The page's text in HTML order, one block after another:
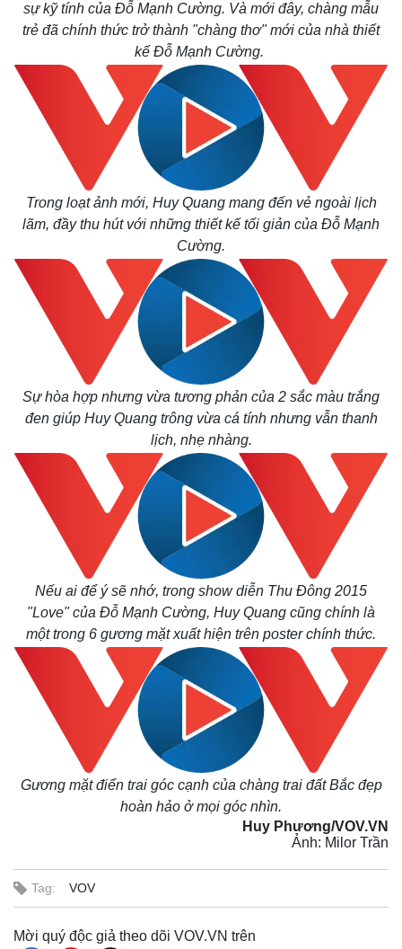
Thế giới
Quan sát
Cuộc sống đó đây
Multimedia
Video
Ảnh
E-Magazine
Infographic
sự kỹ tính của Đỗ Mạnh Cường. Và mới đây, chàng mẫu
trẻ đã chính thức trở thành "chàng thơ" mới của nhà thiết
kế Đỗ Mạnh Cường.
Trong loạt ảnh mới, Huy Quang mang đến vẻ ngoài lịch
lãm, đầy thu hút với những thiết kế tối giản của Đỗ Mạnh
Cường.
Sự hòa hợp nhưng vừa tương phản của 2 sắc màu trắng
đen giúp Huy Quang trông vừa cá tính nhưng vẫn thanh
lịch, nhẹ nhàng.
Nếu ai để ý sẽ nhớ, trong show diễn Thu Đông 2015
"Love" của Đỗ Mạnh Cường, Huy Quang cũng chính là
một trong 6 gương mặt xuất hiện trên poster chính thức.
Gương mặt điển trai góc cạnh của chàng trai đất Bắc đẹp
hoàn hảo ở mọi góc nhìn.
Huy Phương/VOV.VN
Ảnh: Milor Trần
Tag: VOV
Mời quý độc giả theo dõi VOV.VN trên